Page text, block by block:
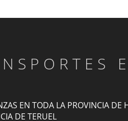
EN TODA LA PROVINCIA DE
DE TERUEL